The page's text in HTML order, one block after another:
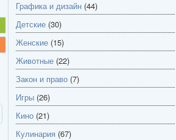
Графика и дизайн (44)
Детские (30)
Женские (15)
Животные (22)
Закон и право (7)
Игры (26)
Кино (21)
Кулинария (67)